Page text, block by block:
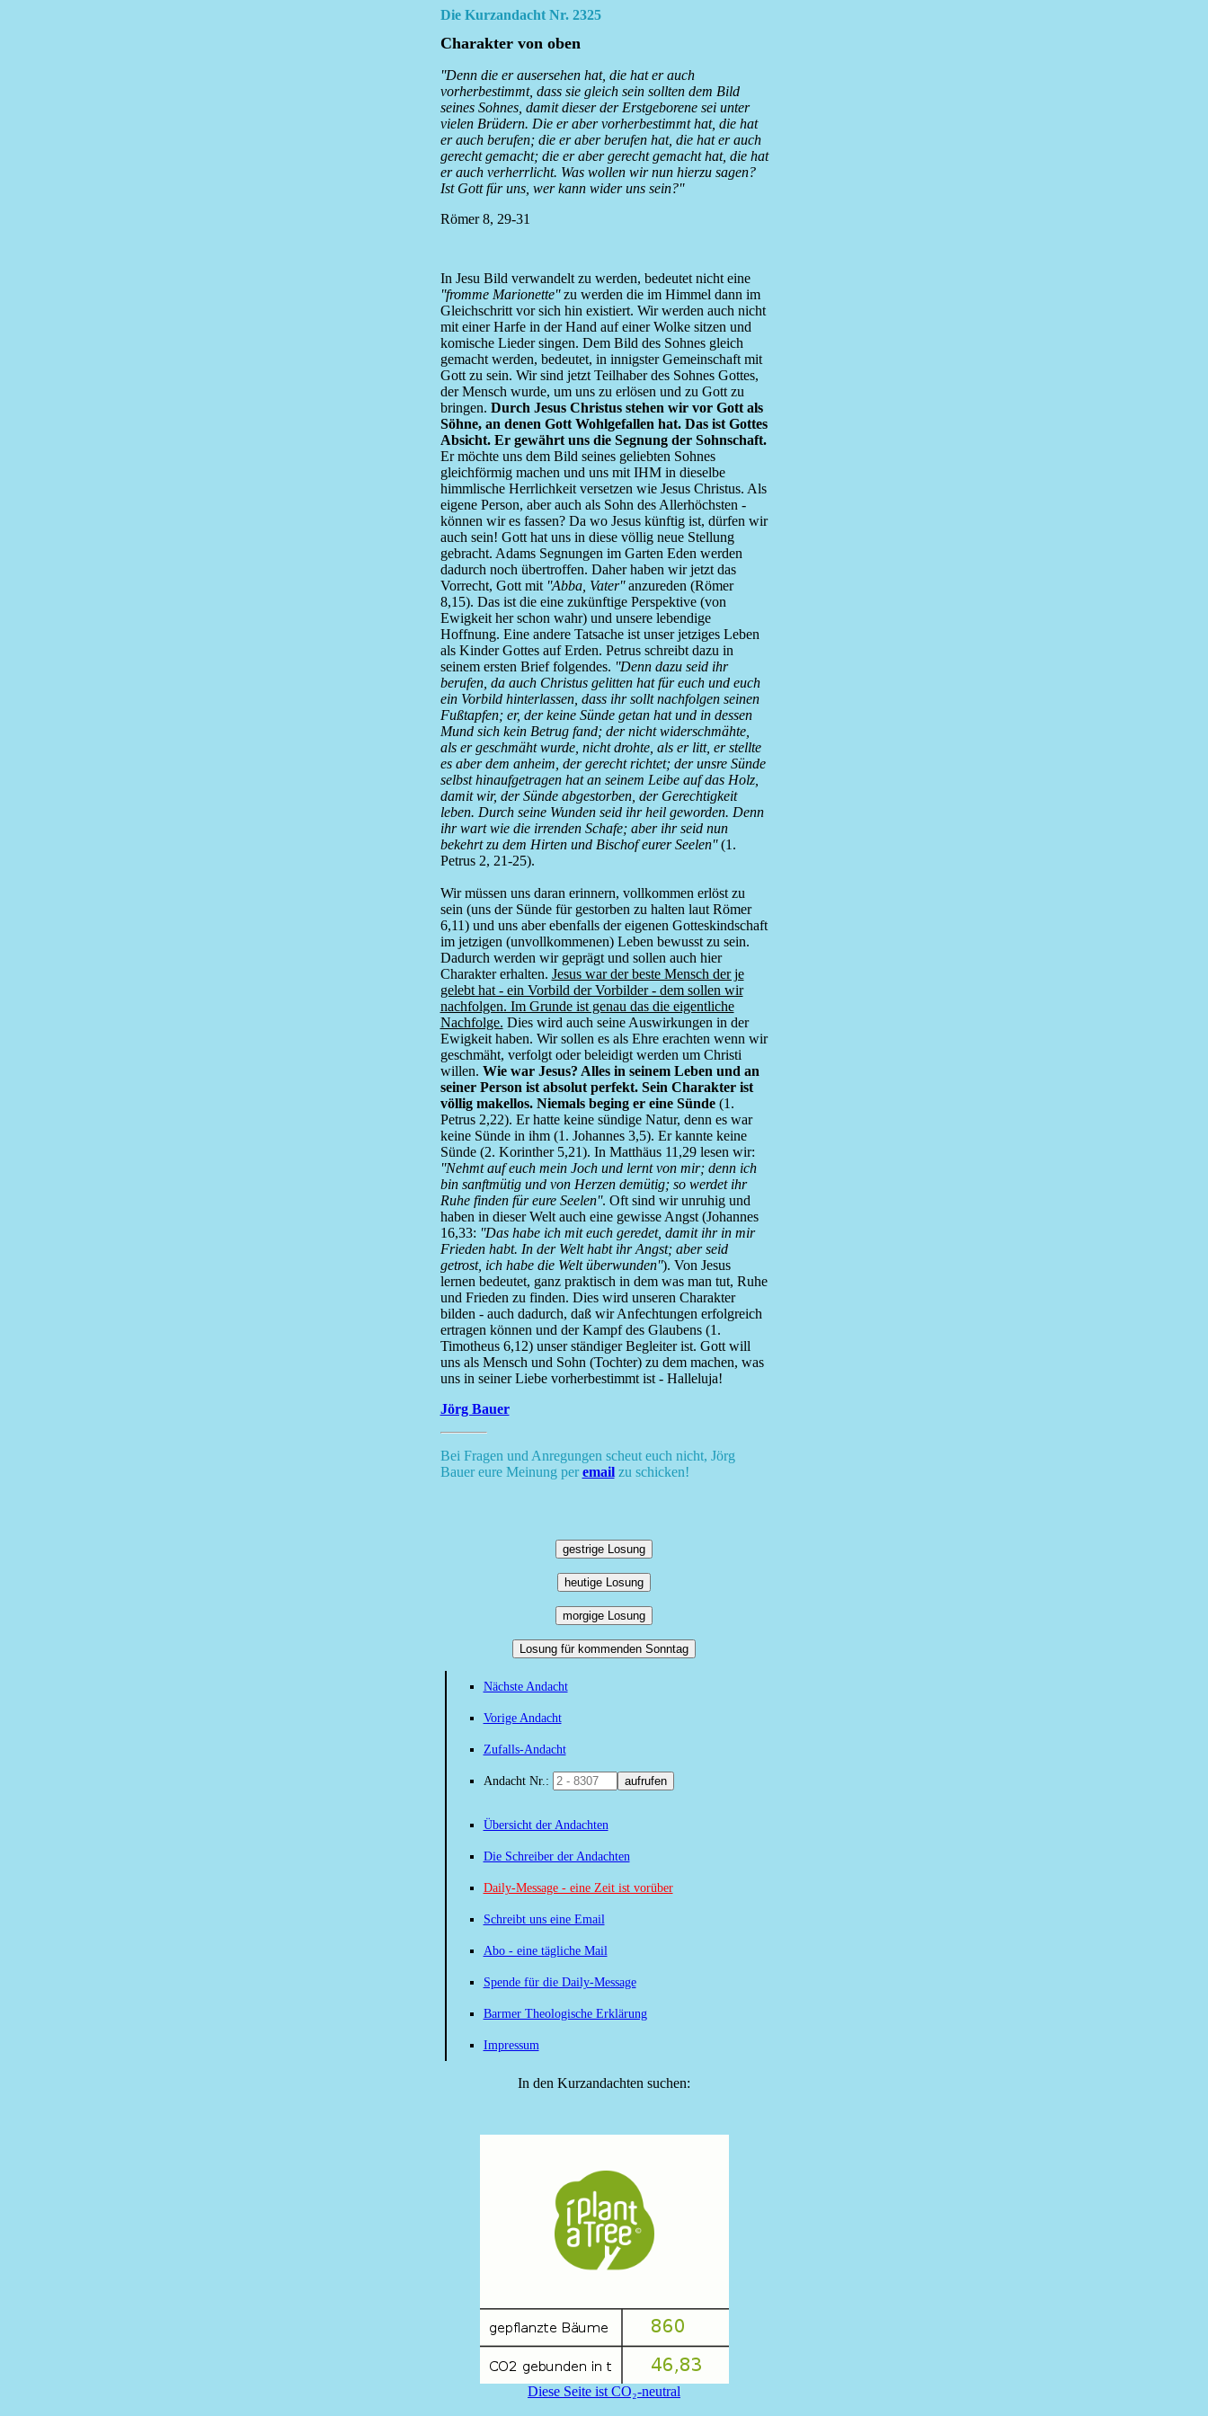
Die Kurzandacht Nr. 2325
Charakter von oben
''Denn die er ausersehen hat, die hat er auch
vorherbestimmt, dass sie gleich sein sollten dem Bild
seines Sohnes, damit dieser der Erstgeborene sei unter
vielen Brüdern. Die er aber vorherbestimmt hat, die hat
er auch berufen; die er aber berufen hat, die hat er auch
gerecht gemacht; die er aber gerecht gemacht hat, die hat
er auch verherrlicht. Was wollen wir nun hierzu sagen?
Ist Gott für uns, wer kann wider uns sein?''
Römer 8, 29-31
In Jesu Bild verwandelt zu werden, bedeutet nicht eine
''fromme Marionette''zu werden die im Himmel dann im
Gleichschritt vor sich hin existiert. Wir werden auch nicht
mit einer Harfe in der Hand auf einer Wolke sitzen und
komische Lieder singen. Dem Bild des Sohnes gleich
gemacht werden, bedeutet, in innigster Gemeinschaft mit
Gott zu sein. Wir sind jetzt Teilhaber des Sohnes Gottes,
der Mensch wurde, um uns zu erlösen und zu Gott zu
bringen. Durch Jesus Christus stehen wir vor Gott als
Söhne, an denen Gott Wohlgefallen hat. Das ist Gottes
Absicht. Er gewährt uns die Segnung der Sohnschaft.
Er möchte uns dem Bild seines geliebten Sohnes
gleichförmig machen und uns mit IHM in dieselbe
himmlische Herrlichkeit versetzen wie Jesus Christus. Als
eigene Person, aber auch als Sohn des Allerhöchsten -
können wir es fassen? Da wo Jesus künftig ist, dürfen wir
auch sein! Gott hat uns in diese völlig neue Stellung
gebracht. Adams Segnungen im Garten Eden werden
dadurch noch übertroffen. Daher haben wir jetzt das
Vorrecht, Gott mit ''Abba, Vater''anzureden (Römer
8,15). Das ist die eine zukünftige Perspektive (von
Ewigkeit her schon wahr) und unsere lebendige
Hoffnung. Eine andere Tatsache ist unser jetziges Leben
als Kinder Gottes auf Erden. Petrus schreibt dazu in
seinem ersten Brief folgendes. ''Denn dazu seid ihr
berufen, da auch Christus gelitten hat für euch und euch
ein Vorbild hinterlassen, dass ihr sollt nachfolgen seinen
Fußtapfen; er, der keine Sünde getan hat und in dessen
Mund sich kein Betrug fand; der nicht widerschmähte,
als er geschmäht wurde, nicht drohte, als er litt, er stellte
es aber dem anheim, der gerecht richtet; der unsre Sünde
selbst hinaufgetragen hat an seinem Leibe auf das Holz,
damit wir, der Sünde abgestorben, der Gerechtigkeit
leben. Durch seine Wunden seid ihr heil geworden. Denn
ihr wart wie die irrenden Schafe; aber ihr seid nun
bekehrt zu dem Hirten und Bischof eurer Seelen''(1.
Petrus 2, 21-25).
Wir müssen uns daran erinnern, vollkommen erlöst zu
sein (uns der Sünde für gestorben zu halten laut Römer
6,11) und uns aber ebenfalls der eigenen Gotteskindschaft
im jetzigen (unvollkommenen) Leben bewusst zu sein.
Dadurch werden wir geprägt und sollen auch hier
Charakter erhalten. Jesus war der beste Mensch der je
gelebt hat - ein Vorbild der Vorbilder - dem sollen wir
nachfolgen. Im Grunde ist genau das die eigentliche
Nachfolge. Dies wird auch seine Auswirkungen in der
Ewigkeit haben. Wir sollen es als Ehre erachten wenn wir
geschmäht, verfolgt oder beleidigt werden um Christi
willen. Wie war Jesus? Alles in seinem Leben und an
seiner Person ist absolut perfekt. Sein Charakter ist
völlig makellos. Niemals beging er eine Sünde(1.
Petrus 2,22). Er hatte keine sündige Natur, denn es war
keine Sünde in ihm (1. Johannes 3,5). Er kannte keine
Sünde (2. Korinther 5,21). In Matthäus 11,29 lesen wir:
''Nehmt auf euch mein Joch und lernt von mir; denn ich
bin sanftmütig und von Herzen demütig; so werdet ihr
Ruhe finden für eure Seelen''. Oft sind wir unruhig und
haben in dieser Welt auch eine gewisse Angst (Johannes
16,33: ''Das habe ich mit euch geredet, damit ihr in mir
Frieden habt. In der Welt habt ihr Angst; aber seid
getrost, ich habe die Welt überwunden''). Von Jesus
lernen bedeutet, ganz praktisch in dem was man tut, Ruhe
und Frieden zu finden. Dies wird unseren Charakter
bilden - auch dadurch, daß wir Anfechtungen erfolgreich
ertragen können und der Kampf des Glaubens (1.
Timotheus 6,12) unser ständiger Begleiter ist. Gott will
uns als Mensch und Sohn (Tochter) zu dem machen, was
uns in seiner Liebe vorherbestimmt ist - Halleluja!
Jörg Bauer
Bei Fragen und Anregungen scheut euch nicht, Jörg
Bauer eure Meinung peremailzu schicken!
gestrige Losung
heutige Losung
morgige Losung
Losung für kommenden Sonntag
Nächste Andacht
Vorige Andacht
Zufalls-Andacht
Andacht Nr.: aufrufen
Übersicht der Andachten
Die Schreiber der Andachten
Daily-Message - eine Zeit ist vorüber
Schreibt uns eine Email
Abo - eine tägliche Mail
Spende für die Daily-Message
Barmer Theologische Erklärung
Impressum
In den Kurzandachten suchen:
Diese Seite ist CO₂-neutral